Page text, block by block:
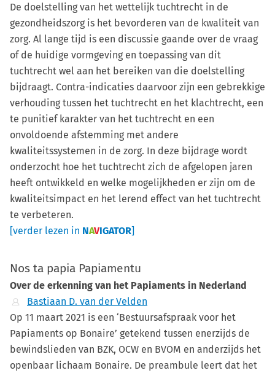
De doelstelling van het wettelijk tuchtrecht in de
gezondheidszorg is het bevorderen van de kwaliteit van
zorg. Al lange tijd is een discussie gaande over de vraag
of de huidige vormgeving en toepassing van dit
tuchtrecht wel aan het bereiken van die doelstelling
bijdraagt. Contra-indicaties daarvoor zijn een gebrekkige
verhouding tussen het tuchtrecht en het klachtrecht, een
te punitief karakter van het tuchtrecht en een
onvoldoende afstemming met andere
kwaliteitssystemen in de zorg. In deze bijdrage wordt
onderzocht hoe het tuchtrecht zich de afgelopen jaren
heeft ontwikkeld en welke mogelijkheden er zijn om de
kwaliteitsimpact en het lerend effect van het tuchtrecht
te verbeteren.
[verder lezen in NAVIGATOR]
Nos ta papia Papiamentu
Over de erkenning van het Papiaments in Nederland
Bastiaan D. van der Velden
Op 11 maart 2021 is een ‘Bestuursafspraak voor het
Papiaments op Bonaire’ getekend tussen enerzijds de
bewindslieden van BZK, OCW en BVOM en anderzijds het
openbaar lichaam Bonaire. De preambule leert dat het